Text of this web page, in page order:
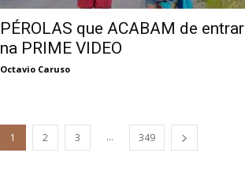
PÉROLAS que ACABAM de entrar
na PRIME VIDEO
Octavio Caruso
1 2 3 ... 349